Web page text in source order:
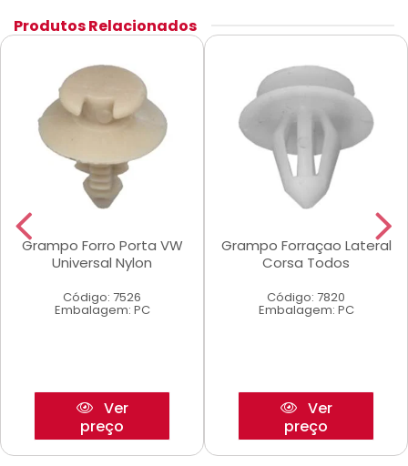
Produtos Relacionados
Grampo Forro Porta VW
Universal Nylon
Código: 7526
Embalagem: PC
Ver
preço
Grampo Forraçao Lateral
Corsa Todos
Código: 7820
Embalagem: PC
Ver
preço